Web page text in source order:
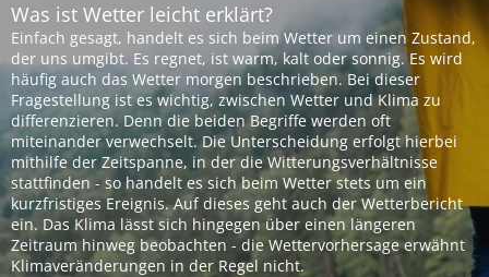
Was ist Wetter leicht erklärt?
Einfach gesagt, handelt es sich beim Wetter um einen Zustand,
der uns umgibt. Es regnet, ist warm, kalt oder sonnig. Es wird
häufig auch das Wetter morgen beschrieben. Bei dieser
Fragestellung ist es wichtig, zwischen Wetter und Klima zu
differenzieren. Denn die beiden Begriffe werden oft
miteinander verwechselt. Die Unterscheidung erfolgt hierbei
mithilfe der Zeitspanne, in der die Witterungsverhältnisse
stattfinden - so handelt es sich beim Wetter stets um ein
kurzfristiges Ereignis. Auf dieses geht auch der Wetterbericht
ein. Das Klima lässt sich hingegen über einen längeren
Zeitraum hinweg beobachten - die Wettervorhersage erwähnt
Klimaveränderungen in der Regel nicht.